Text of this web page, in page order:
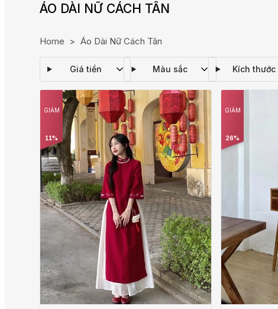
Giá tiền Màu sắc Kích thước
GIẢM
11%
GIẢM
26%
Home > Áo Dài Nữ Cách Tân
ÁO DÀI NỮ CÁCH TÂN